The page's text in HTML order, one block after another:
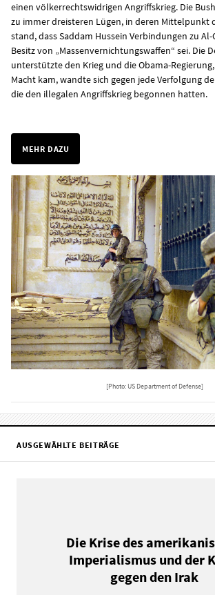
einen völkerrechtswidrigen Angriffskrieg. Die
zu immer dreisteren Lügen, in deren Mittelpunkt
stand, dass Saddam Hussein Verbindungen zu
Besitz von „Massenvernichtungswaffen“ sei. Die
unterstützte den Krieg und die Obama-
Macht kam, wandte sich gegen jede Verfolgung
die den illegalen Angriffskrieg begonnen hatten.
MEHR DAZU
[Photo: US Department of Defense]
AUSGEWÄHLTE BEITRÄGE
Die Krise des
Imperialismus und der
gegen den Irak